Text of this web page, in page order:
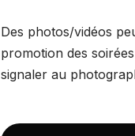
Des photos/vidéos
promotion des
signaler au